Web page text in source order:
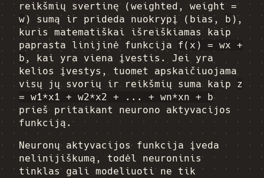
reikšmių svertinę (weighted, weight =
w) sumą ir prideda nuokrypį (bias, b ),
kuris matematiškai išreiškiamas kaip
paprasta linijinė funkcija f(x) = wx +
b , kai yra viena įvestis. Jei yra
kelios įvestys, tuomet apskaičiuojama
visų jų svorių ir reikšmių suma kaip z
= w1*x1 + w2*x2 + ... + wn*xn + b
prieš pritaikant neurono aktyvacijos
funkciją.
Neuronų aktyvacijos funkcija įveda
nelinijiškumą, todėl neuroninis
tinklas gali modeliuoti ne tik